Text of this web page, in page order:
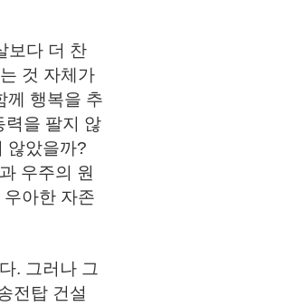
보다 더 찬
것 자체가
께 행복을 추
력을 팔지 않
않았을까?
우주의 원
아한 자존
. 그러나 그
전탑 건설